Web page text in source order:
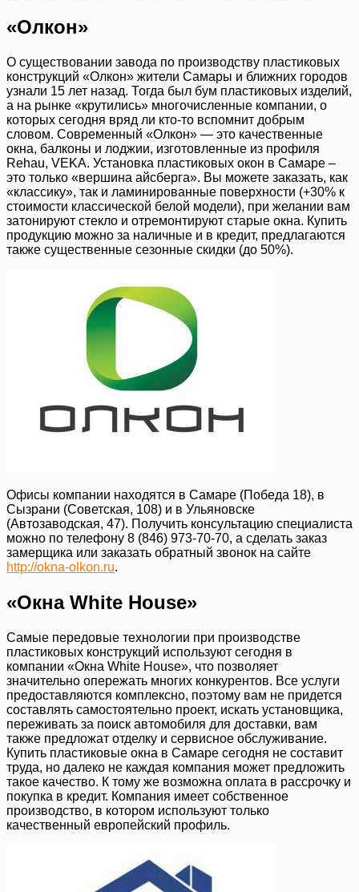
«Олкон»
О существовании завода по производству пластиковых
конструкций «Олкон» жители Самары и ближних городов
узнали 15 лет назад. Тогда был бум пластиковых изделий,
а на рынке «крутились» многочисленные компании, о
которых сегодня вряд ли кто-то вспомнит добрым
словом. Современный «Олкон» — это качественные
окна, балконы и лоджии, изготовленные из профиля
Rehau, VEKA. Установка пластиковых окон в Самаре –
это только «вершина айсберга». Вы можете заказать, как
«классику», так и ламинированные поверхности (+30% к
стоимости классической белой модели), при желании вам
затонируют стекло и отремонтируют старые окна. Купить
продукцию можно за наличные и в кредит, предлагаются
также существенные сезонные скидки (до 50%).
Офисы компании находятся в Самаре (Победа 18), в
Сызрани (Советская, 108) и в Ульяновске
(Автозаводская, 47). Получить консультацию специалиста
можно по телефону 8 (846) 973-70-70, а сделать заказ
замерщика или заказать обратный звонок на сайте
http://okna-olkon.ru.
«Окна White House»
Самые передовые технологии при производстве
пластиковых конструкций используют сегодня в
компании «Окна White House», что позволяет
значительно опережать многих конкурентов. Все услуги
предоставляются комплексно, поэтому вам не придется
составлять самостоятельно проект, искать установщика,
переживать за поиск автомобиля для доставки, вам
также предложат отделку и сервисное обслуживание.
Купить пластиковые окна в Самаре сегодня не составит
труда, но далеко не каждая компания может предложить
такое качество. К тому же возможна оплата в рассрочку и
покупка в кредит. Компания имеет собственное
производство, в котором используют только
качественный европейский профиль.